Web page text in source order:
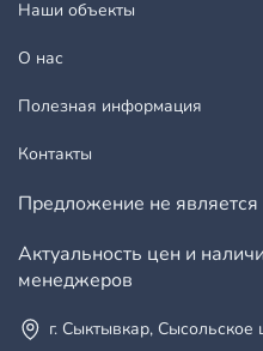
Наши объекты
О нас
Полезная информация
Контакты
Предложение не
Актуальность цен и
менеджеров
г. Сыктывкар, Сысольское